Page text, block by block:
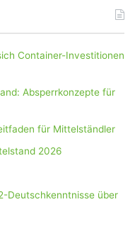
Container-Investitionen
Absperrkonzepte für
für Mittelständler
2026
Deutschkenntnisse über